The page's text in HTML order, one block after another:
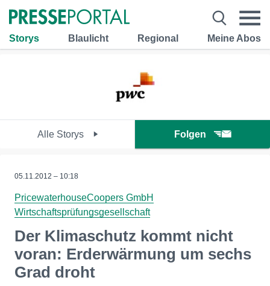
Storys Blaulicht Regional Meine Abos
Alle Storys Folgen
05.11.2012 – 10:18
PricewaterhouseCoopers GmbH
Wirtschaftsprüfungsgesellschaft
Der Klimaschutz kommt nicht
voran: Erderwärmung um sechs
Grad droht